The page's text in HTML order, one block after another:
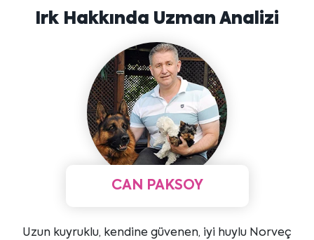
Irk Hakkında Uzman Analizi
CAN PAKSOY
Uzun kuyruklu, kendine güvenen, iyi huylu Norveç